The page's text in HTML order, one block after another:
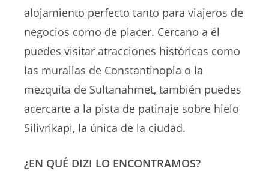
alojamiento perfecto tanto para viajeros de
negocios como de placer. Cercano a él
puedes visitar atracciones históricas como
las murallas de Constantinopla o la
mezquita de Sultanahmet, también puedes
acercarte a la pista de patinaje sobre hielo
Silivrikapi, la única de la ciudad.
¿EN QUÉ DIZI LO ENCONTRAMOS?